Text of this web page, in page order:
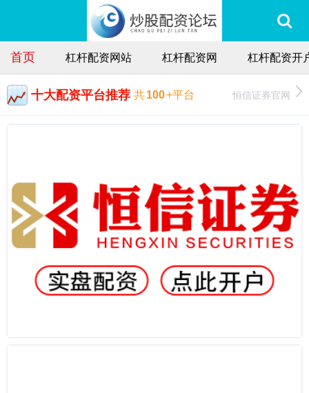
首页 杠杆配资网站 杠杆配资网 杠杆配资开
十大配资平台推荐 共100+平台 恒信证券官网